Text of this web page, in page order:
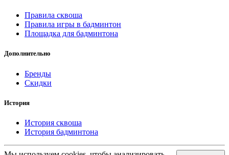
Правила сквоша
Правила игры в бадминтон
Площадка для бадминтона
Дополнительно
Бренды
Скидки
История
История сквоша
История бадминтона